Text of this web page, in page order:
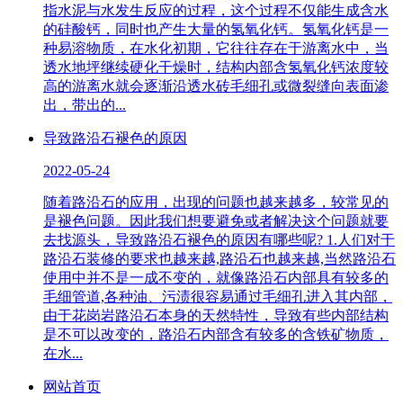
指水泥与水发生反应的过程，这个过程不仅能生成含水
的硅酸钙，同时也产生大量的氢氧化钙。氢氧化钙是一
种易溶物质，在水化初期，它往往存在于游离水中，当
透水地坪继续硬化干燥时，结构内部含氢氧化钙浓度较
高的游离水就会逐渐沿透水砖毛细孔或微裂缝向表面渗
出，带出的...
导致路沿石褪色的原因
2022-05-24
随着路沿石的应用，出现的问题也越来越多，较常见的
是褪色问题。因此我们想要避免或者解决这个问题就要
去找源头，导致路沿石褪色的原因有哪些呢? 1.人们对于
路沿石装修的要求也越来越,路沿石也越来越,当然路沿石
使用中并不是一成不变的，就像路沿石内部具有较多的
毛细管道,各种油、污渍很容易通过毛细孔进入其内部，
由于花岗岩路沿石本身的天然特性，导致有些内部结构
是不可以改变的，路沿石内部含有较多的含铁矿物质，
在水...
网站首页